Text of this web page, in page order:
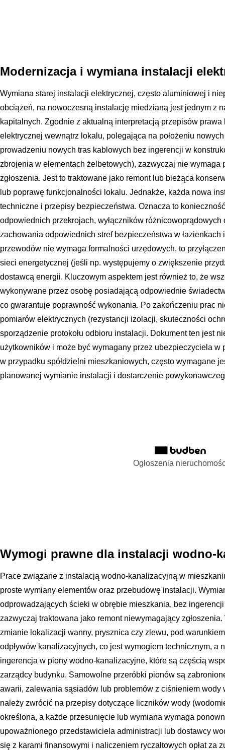
Modernizacja i wymiana instalacji
Wymiana starej instalacji elektrycznej, często aluminiowej i
obciążeń, na nowoczesną instalację miedzianą jest jednym z
kapitalnych. Zgodnie z aktualną interpretacją przepisów
elektrycznej wewnątrz lokalu, polegająca na położeniu
prowadzeniu nowych tras kablowych bez ingerencji w
zbrojenia w elementach żelbetowych), zazwyczaj nie wymaga
zgłoszenia. Jest to traktowane jako remont lub bieżąca
lub poprawę funkcjonalności lokalu. Jednakże, każda nowa
techniczne i przepisy bezpieczeństwa. Oznacza to
odpowiednich przekrojach, wyłączników
zachowania odpowiednich stref bezpieczeństwa w łazienkach
przewodów nie wymaga formalności urzędowych, to
sieci energetycznej (jeśli np. występujemy o zwiększenie
dostawcą energii. Kluczowym aspektem jest również to, że
wykonywane przez osobę posiadającą odpowiednie
co gwarantuje poprawność wykonania. Po zakończeniu prac
pomiarów elektrycznych (rezystancji izolacji, skuteczności
sporządzenie protokołu odbioru instalacji. Dokument ten jest
użytkowników i może być wymagany przez ubezpieczyciela w
w przypadku spółdzielni mieszkaniowych, często wymagane
planowanej wymianie instalacji i dostarczenie
Ogłoszenia
Wymogi prawne dla instalacji wodno-
Prace związane z instalacją wodno-kanalizacyjną w
proste wymiany elementów oraz przebudowę instalacji.
odprowadzających ścieki w obrębie mieszkania, bez
zazwyczaj traktowana jako remont niewymagający
zmianie lokalizacji wanny, prysznica czy zlewu, pod
odpływów kanalizacyjnych, co jest wymogiem technicznym, a
ingerencja w piony wodno-kanalizacyjne, które są częścią
zarządcy budynku. Samowolne przeróbki pionów są
awarii, zalewania sąsiadów lub problemów z ciśnieniem
należy zwrócić na przepisy dotyczące liczników wody
określona, a każde przesunięcie lub wymiana wymaga
upoważnionego przedstawiciela administracji lub dostawcy
się z karami finansowymi i naliczeniem ryczałtowych opłat za